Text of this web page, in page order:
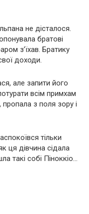
не дісталося.
братові
з’їхав. Братику
доходи.
але запити його
всім примхам
пропала з поля зору і
тільки
ця дівчина сідала
такі собі Піноккіо…